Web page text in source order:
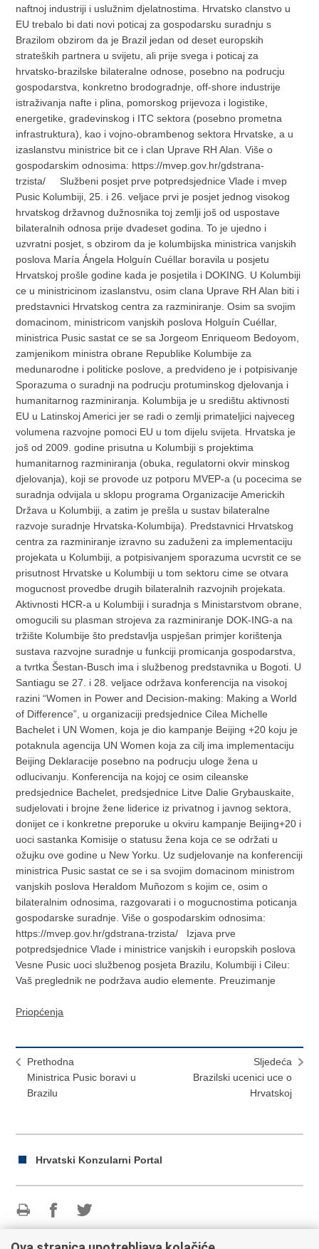
naftnoj industriji i uslužnim djelatnostima. Hrvatsko clanstvo u
EU trebalo bi dati novi poticaj za gospodarsku suradnju s
Brazilom obzirom da je Brazil jedan od deset europskih
strateških partnera u svijetu, ali prije svega i poticaj za
hrvatsko-brazilske bilateralne odnose, posebno na podrucju
gospodarstva, konkretno brodogradnje, off-shore industrije
istraživanja nafte i plina, pomorskog prijevoza i logistike,
energetike, gradevinskog i ITC sektora (posebno prometna
infrastruktura), kao i vojno-obrambenog sektora Hrvatske, a u
izaslanstvu ministrice bit ce i clan Uprave RH Alan. Više o
gospodarskim odnosima: https://mvep.gov.hr/gdstrana-
trzista/ Službeni posjet prve potpredsjednice Vlade i mvep
Pusic Kolumbiji, 25. i 26. veljace prvi je posjet jednog visokog
hrvatskog državnog dužnosnika toj zemlji još od uspostave
bilateralnih odnosa prije dvadeset godina. To je ujedno i
uzvratni posjet, s obzirom da je kolumbijska ministrica vanjskih
poslova María Ángela Holguín Cuéllar boravila u posjetu
Hrvatskoj prošle godine kada je posjetila i DOKING. U Kolumbiji
ce u ministricinom izaslanstvu, osim clana Uprave RH Alan biti i
predstavnici Hrvatskog centra za razminiranje. Osim sa svojim
domacinom, ministricom vanjskih poslova Holguín Cuéllar,
ministrica Pusic sastat ce se sa Jorgeom Enriqueom Bedoyom,
zamjenikom ministra obrane Republike Kolumbije za
medunarodne i politicke poslove, a predvideno je i potpisivanje
Sporazuma o suradnji na podrucju protuminskog djelovanja i
humanitarnog razminiranja. Kolumbija je u središtu aktivnosti
EU u Latinskoj Americi jer se radi o zemlji primateljici najveceg
volumena razvojne pomoci EU u tom dijelu svijeta. Hrvatska je
još od 2009. godine prisutna u Kolumbiji s projektima
humanitarnog razminiranja (obuka, regulatorni okvir minskog
djelovanja), koji se provode uz potporu MVEP-a (u pocecima se
suradnja odvijala u sklopu programa Organizacije Americkih
Država u Kolumbiji, a zatim je prešla u sustav bilateralne
razvoje suradnje Hrvatska-Kolumbija). Predstavnici Hrvatskog
centra za razminiranje izravno su zaduženi za implementaciju
projekata u Kolumbiji, a potpisivanjem sporazuma ucvrstit ce se
prisutnost Hrvatske u Kolumbiji u tom sektoru cime se otvara
mogucnost provedbe drugih bilateralnih razvojnih projekata.
Aktivnosti HCR-a u Kolumbiji i suradnja s Ministarstvom obrane,
omogucili su plasman strojeva za razminiranje DOK-ING-a na
tržište Kolumbije što predstavlja uspješan primjer korištenja
sustava razvojne suradnje u funkciji promicanja gospodarstva,
a tvrtka Šestan-Busch ima i službenog predstavnika u Bogoti. U
Santiagu se 27. i 28. veljace održava konferencija na visokoj
razini “Women in Power and Decision-making: Making a World
of Difference”, u organizaciji predsjednice Cilea Michelle
Bachelet i UN Women, koja je dio kampanje Beijing +20 koju je
potaknula agencija UN Women koja za cilj ima implementaciju
Beijing Deklaracije posebno na podrucju uloge žena u
odlucivanju. Konferencija na kojoj ce osim cileanske
predsjednice Bachelet, predsjednice Litve Dalie Grybauskaite,
sudjelovati i brojne žene liderice iz privatnog i javnog sektora,
donijet ce i konkretne preporuke u okviru kampanje Beijing+20 i
uoci sastanka Komisije o statusu žena koja ce se održati u
ožujku ove godine u New Yorku. Uz sudjelovanje na konferenciji
ministrica Pusic sastat ce se i sa svojim domacinom ministrom
vanjskih poslova Heraldom Muñozom s kojim ce, osim o
bilateralnim odnosima, razgovarati i o mogucnostima poticanja
gospodarske suradnje. Više o gospodarskim odnosima:
https://mvep.gov.hr/gdstrana-trzista/ Izjava prve
potpredsjednice Vlade i ministrice vanjskih i europskih poslova
Vesne Pusic uoci službenog posjeta Brazilu, Kolumbiji i Cileu:
Vaš preglednik ne podržava audio elemente. Preuzimanje
Priopćenja
Prethodna
Ministrica Pusic boravi u
Brazilu
Sljedeća
Brazilski ucenici uce o
Hrvatskoj
Hrvatski Konzularni Portal
Ispiši
stranicu
Podijeli
na
Podijeli